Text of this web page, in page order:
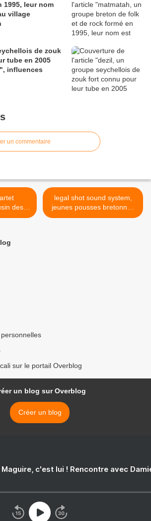
1995, leur nom
village
de zouk
tube en 2005
influences
un commentaire
des
legal shot sound system,
jeunes pousses bretonnes
du dub >
sur le portail Overblog
un blog sur Overblog
Créer un blog
c'est lui ! Rencontre avec